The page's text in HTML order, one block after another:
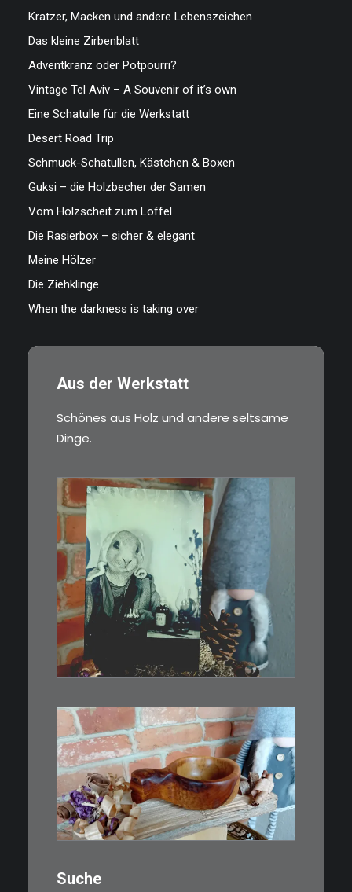
Kratzer, Macken und andere Lebenszeichen
Das kleine Zirbenblatt
Adventkranz oder Potpourri?
Vintage Tel Aviv – A Souvenir of it’s own
Eine Schatulle für die Werkstatt
Desert Road Trip
Schmuck-Schatullen, Kästchen & Boxen
Guksi – die Holzbecher der Samen
Vom Holzscheit zum Löffel
Die Rasierbox – sicher & elegant
Meine Hölzer
Die Ziehklinge
When the darkness is taking over
Aus der Werkstatt
Schönes aus Holz und andere seltsame
Dinge.
€3,00
Limitierte Auflage. Original:
Abzug von…
€15,00
Ein Holzbecher im Wikinger-Stil.
Inspiriert…
Suche